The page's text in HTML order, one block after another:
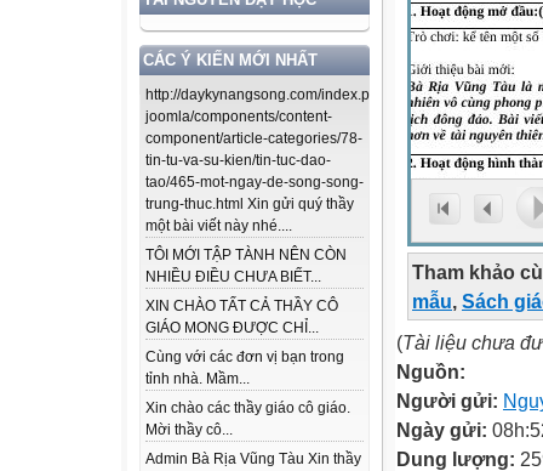
CÁC Ý KIẾN MỚI NHẤT
http://daykynangsong.com/index.php/using-
joomla/components/content-
component/article-categories/78-
tin-tu-va-su-kien/tin-tuc-dao-
tao/465-mot-ngay-de-song-song-
trung-thuc.html Xin gửi quý thầy
một bài viết này nhé....
TÔI MỚI TẬP TÀNH NÊN CÒN
NHIỀU ĐIỀU CHƯA BIẾT...
XIN CHÀO TẤT CẢ THẦY CÔ
GIÁO MONG ĐƯỢC CHỈ...
Cùng với các đơn vị bạn trong
tỉnh nhà. Mầm...
Xin chào các thầy giáo cô giáo.
Mời thầy cô...
Admin Bà Rịa Vũng Tàu Xin thầy
Tham khảo
mẫu, Sách
(Tài liệu chưa
Nguồn:
Người gửi:
Ngày gửi:
Dung lượng: